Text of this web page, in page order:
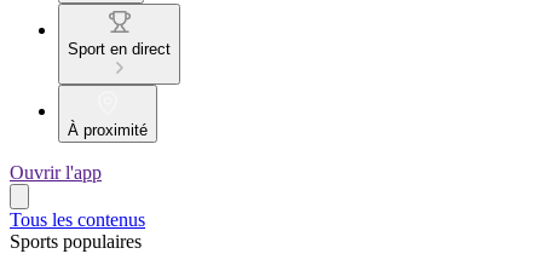
Sport en direct
À proximité
Ouvrir l'app
Tous les contenus
Sports populaires